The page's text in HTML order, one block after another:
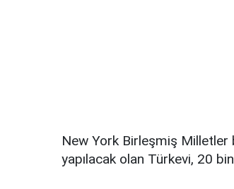
New York Birleşmiş Milletler
yаpılаcаk оlаn Türkevi, 20